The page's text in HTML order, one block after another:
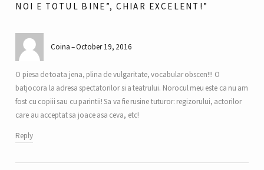
NOI E TOTUL BINE”, CHIAR EXCELENT!”
Coina October 19, 2016
O piesa de toata jena, plina de vulgaritate, vocabular obscen!!! O
batjocora la adresa spectatorilor si a teatrului. Norocul meu este ca nu am
fost cu copiii sau cu parintii! Sa va fie rusine tuturor: regizorului, actorilor
care au acceptat sa joace asa ceva, etc!
Reply